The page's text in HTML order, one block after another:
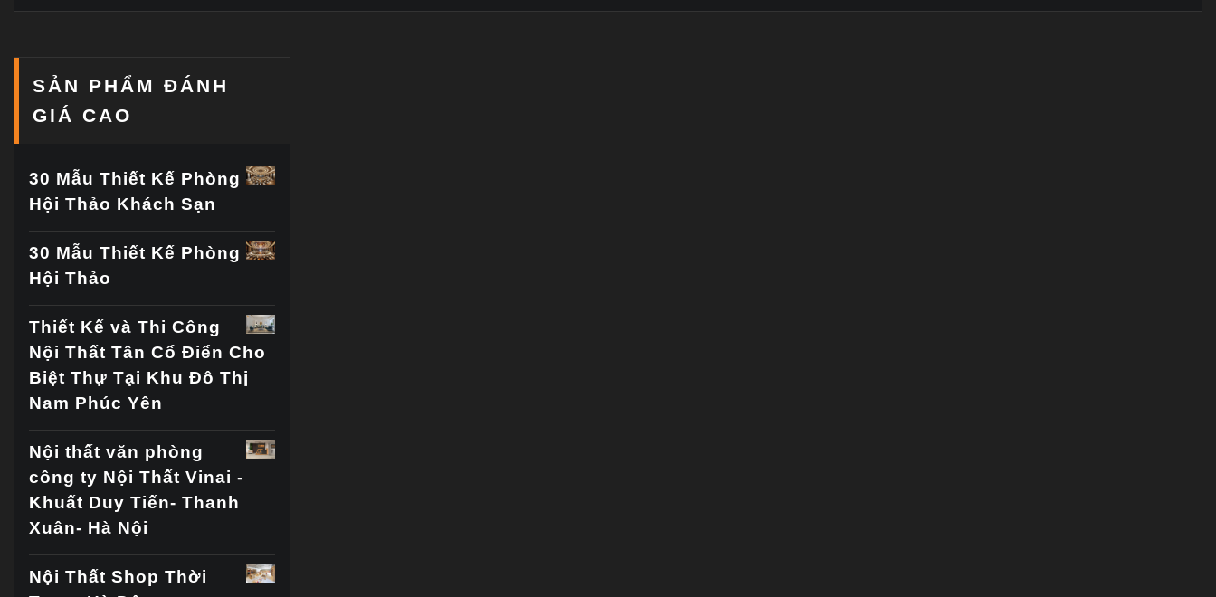
SẢN PHẨM ĐÁNH
GIÁ CAO
30 Mẫu Thiết Kế Phòng
Hội Thảo Khách Sạn
30 Mẫu Thiết Kế Phòng
Hội Thảo
Thiết Kế và Thi Công
Nội Thất Tân Cổ Điển Cho
Biệt Thự Tại Khu Đô Thị
Nam Phúc Yên
Nội thất văn phòng
công ty Nội Thất Vinai -
Khuất Duy Tiến- Thanh
Xuân- Hà Nội
Nội Thất Shop Thời